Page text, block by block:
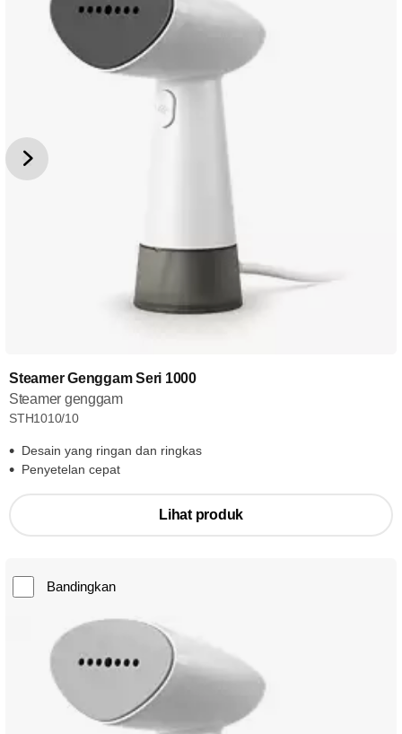
Steamer Genggam Seri 1000
Steamer genggam
STH1010/10
Desain yang ringan dan ringkas
Penyetelan cepat
Lihat produk
Bandingkan